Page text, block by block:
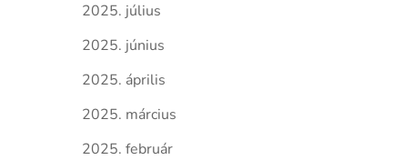
2025. július
2025. június
2025. április
2025. március
2025. február